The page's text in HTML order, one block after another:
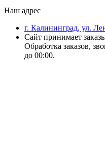
Наш адрес
г. Калининград, ул.
Сайт принимает
Обработка заказов,
до 00:00.